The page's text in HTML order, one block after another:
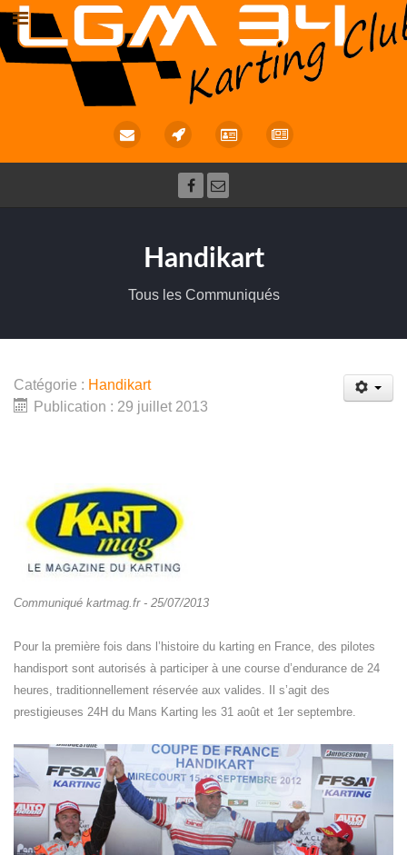
Handikart
Tous les Communiqués
Catégorie : Handikart
Publication : 29 juillet 2013
Communiqué kartmag.fr - 25/07/2013
Pour la première fois dans l’histoire du karting en France, des pilotes
handisport sont autorisés à participer à une course d’endurance de 24
heures, traditionnellement réservée aux valides. Il s’agit des
prestigieuses 24H du Mans Karting les 31 août et 1er septembre.